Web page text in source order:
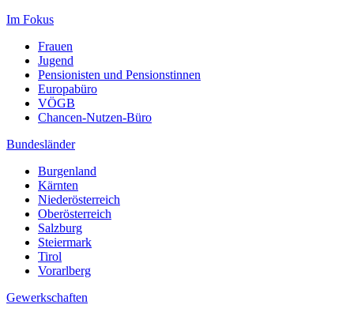
Im Fokus
Frauen
Jugend
Pensionisten und Pensionstinnen
Europabüro
VÖGB
Chancen-Nutzen-Büro
Bundesländer
Burgenland
Kärnten
Niederösterreich
Oberösterreich
Salzburg
Steiermark
Tirol
Vorarlberg
Gewerkschaften